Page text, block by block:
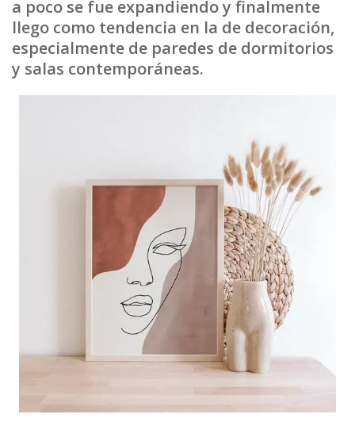
a poco se fue expandiendo y finalmente
llego como tendencia en la de decoración,
especialmente de paredes de dormitorios
y salas contemporáneas.